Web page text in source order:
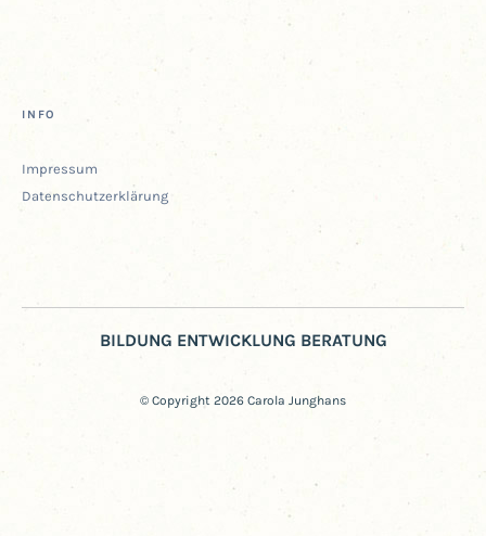
INFO
Impres­sum
Daten­schutz­er­klä­rung
BILDUNG ENTWICKLUNG BERATUNG
© Copyright 2026 Carola Junghans